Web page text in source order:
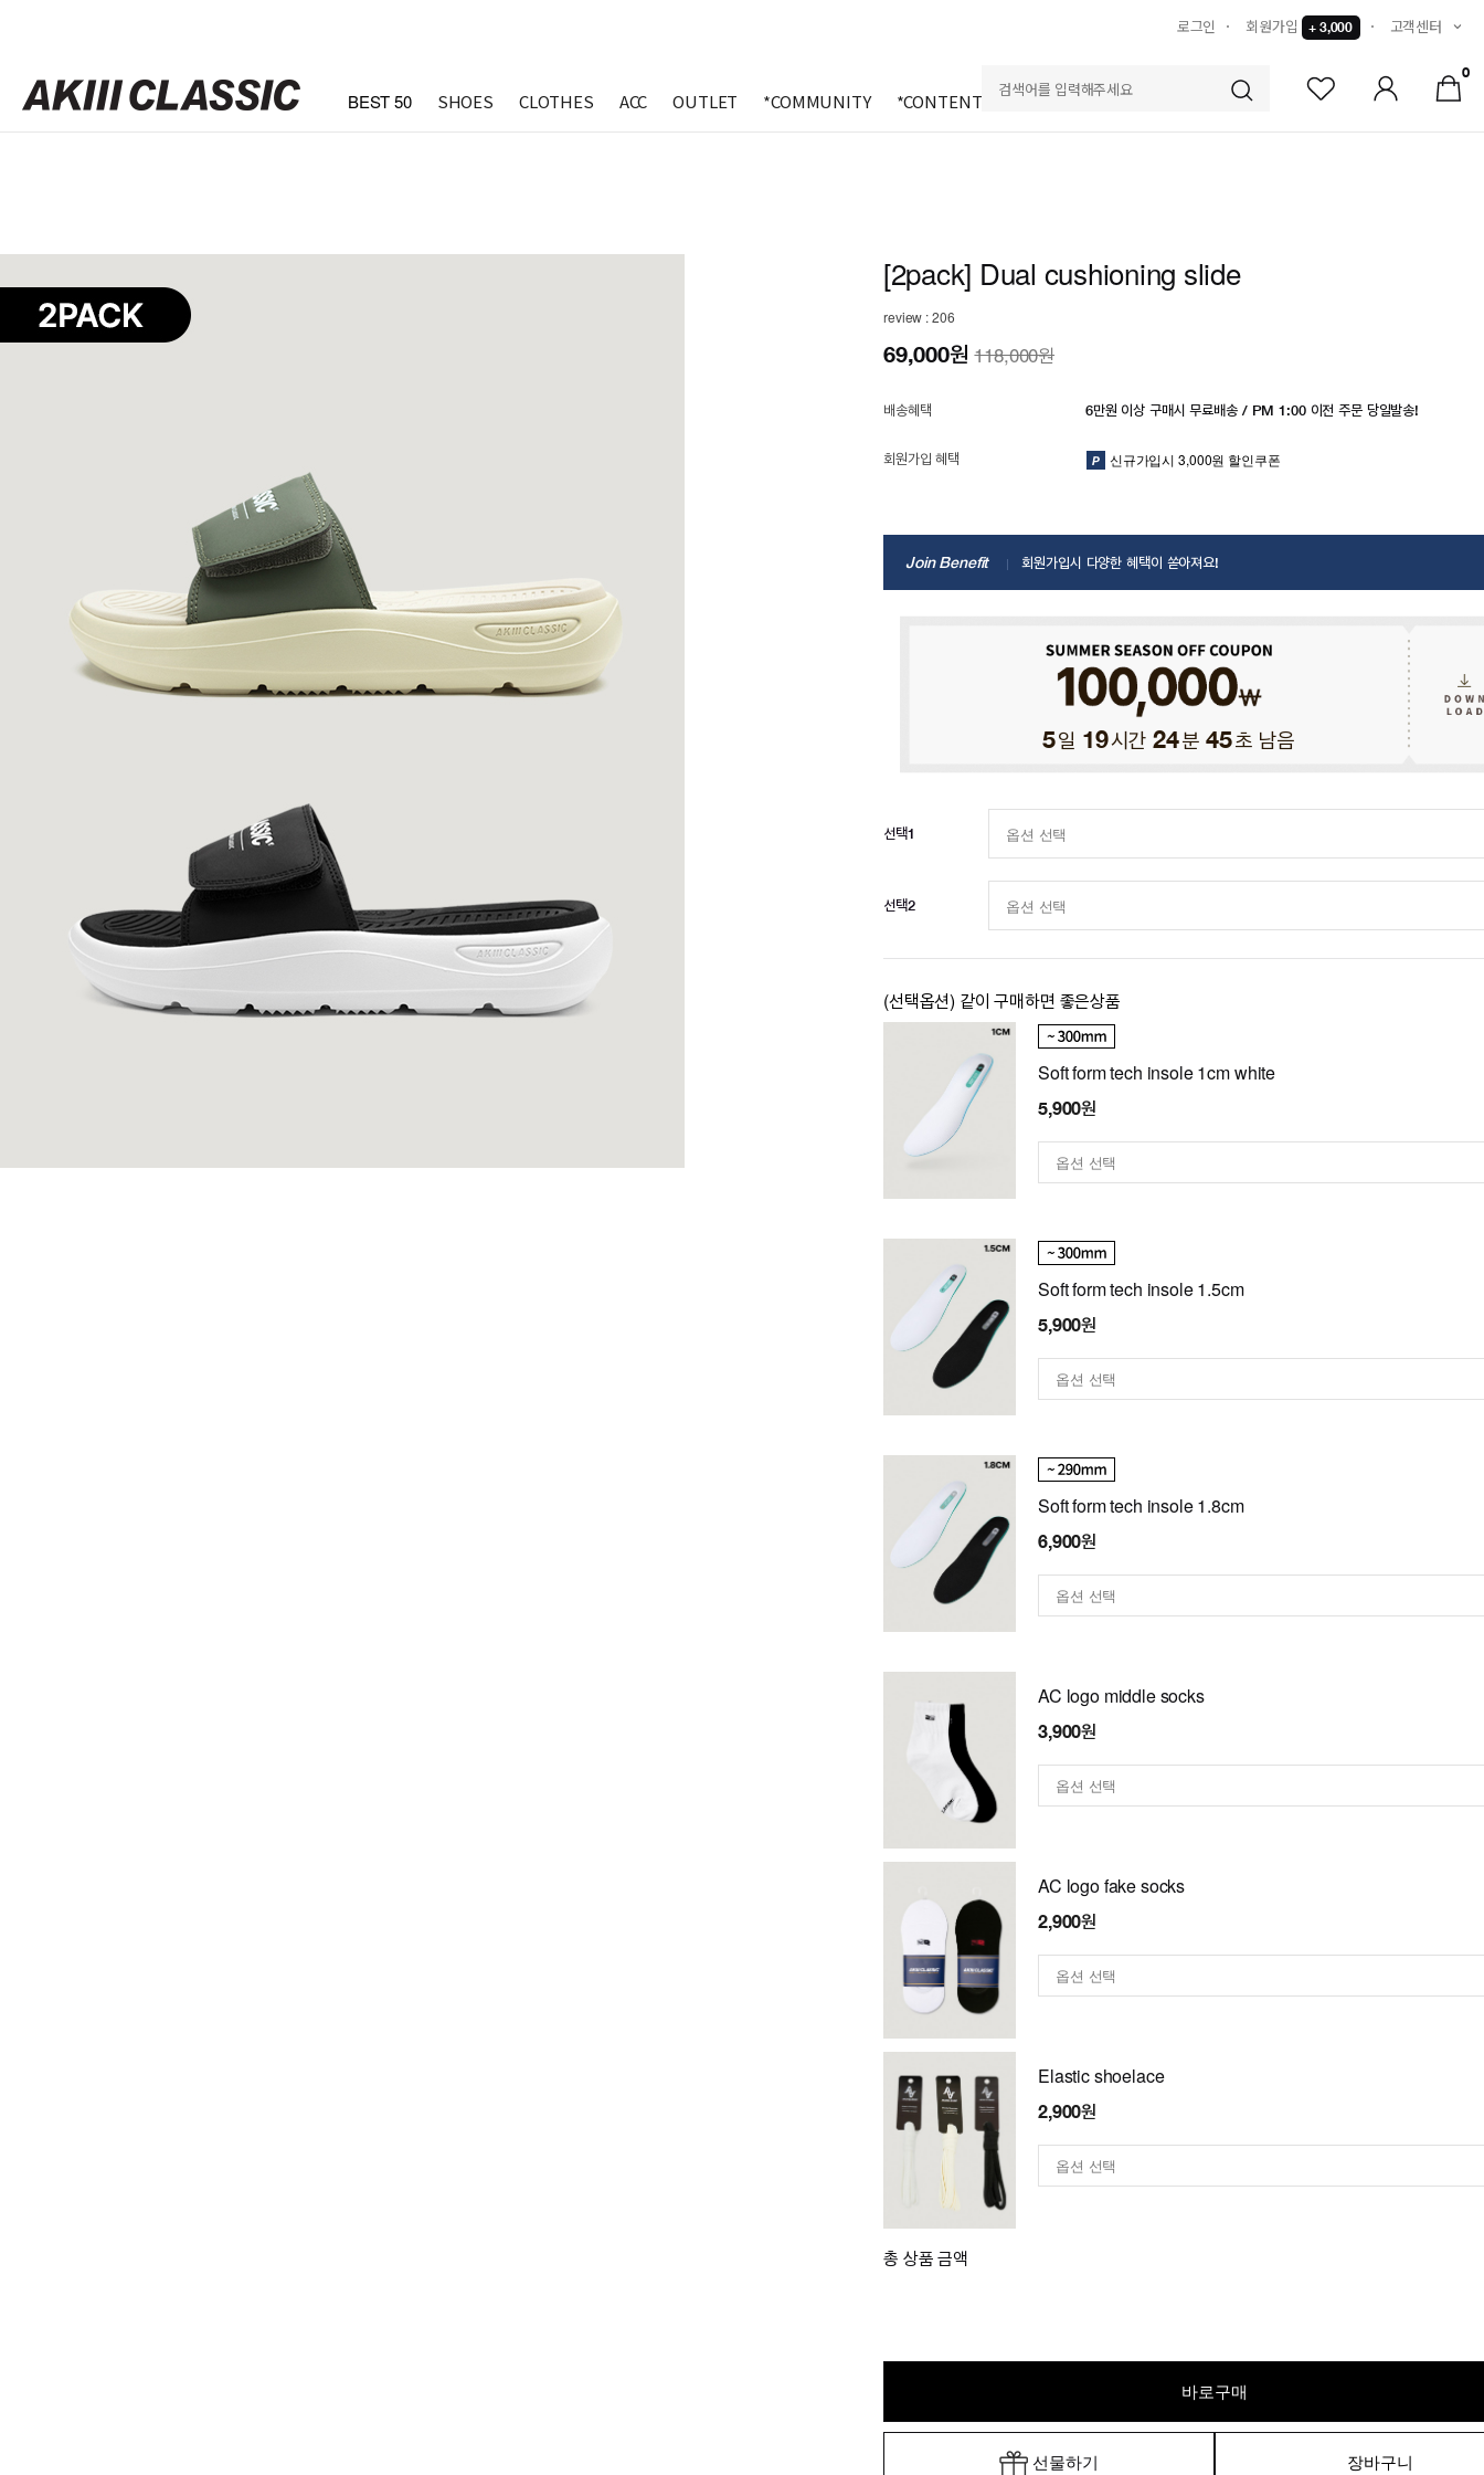
로그인 회원가입 + 3,000 고객센터
BEST 50 SHOES CLOTHES ACC OUTLET *COMMUNITY *CONTENTS
0
[2pack] Dual cushioning slide
review : 206
69,000원118,000원
배송혜택 6만원 이상 구매시 무료배송 / PM 1:00 이전 주문 당일발송!
회원가입 혜택 신규가입시 3,000원 할인쿠폰
Join Benefit 회원가입시 다양한 혜택이 쏟아져요!
5일 19시간 24분 43초 남음
선택1
선택2
(선택옵션) 같이 구매하면 좋은상품
Soft form tech insole 1cm white
5,900원
Soft form tech insole 1.5cm
5,900원
Soft form tech insole 1.8cm
6,900원
AC logo middle socks
3,900원
AC logo fake socks
2,900원
Elastic shoelace
2,900원
총 상품 금액
바로구매
선물하기 장바구니